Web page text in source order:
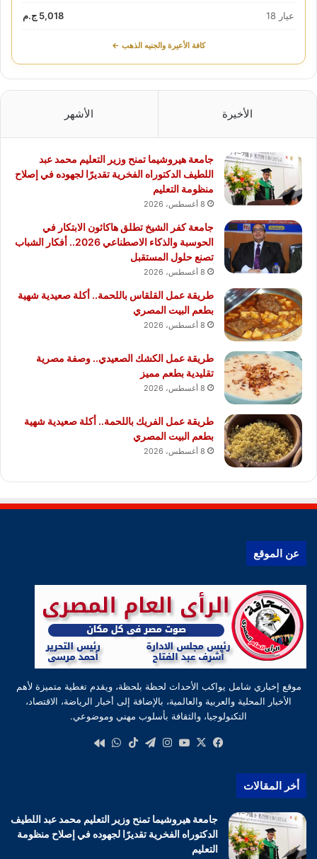
عيار 18 5,018 ج.م
كافة الأعيرة والجنيه الذهب ←
الأخيرة الأشهر
جامعة هيروشيما تمنح وزير التعليم محمد عبد
اللطيف الدكتوراه الفخرية تقديرًا لجهوده في إصلاح
منظومة التعليم
8 أغسطس، 2026
جامعة كفر الشيخ تطلق هاكاثون الابتكار في
الحوسبة والذكاء الاصطناعي 2026.. أفكار الشباب
تصنع حلول المستقبل
8 أغسطس، 2026
طريقة عمل القلقاس باللحمة.. أكلة صعيدية شهية
بطعم البيت المصري
8 أغسطس، 2026
طريقة عمل الكشك الصعيدي.. وصفة مصرية
تقليدية بطعم مميز
8 أغسطس، 2026
طريقة عمل الفريك باللحمة.. أكلة صعيدية شهية
بطعم البيت المصري
8 أغسطس، 2026
عن الموقع
موقع إخباري شامل يواكب الأحداث لحظة بلحظة، ويقدم تغطية متميزة لأهم
الأخبار المحلية والعربية والعالمية، بالإضافة إلى أخبار الرياضة، الاقتصاد،
التكنولوجيا، والثقافة بأسلوب مهني وموضوعي.
فيسبوك
‫X
‫YouTube
انستقرام
تيلقرام‫TikTokواتساب
أخر المقالات
جامعة هيروشيما تمنح وزير التعليم محمد عبد اللطيف
الدكتوراه الفخرية تقديرًا لجهوده في إصلاح منظومة
التعليم